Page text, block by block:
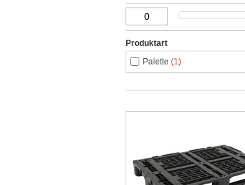
Produktart
Palette (1)